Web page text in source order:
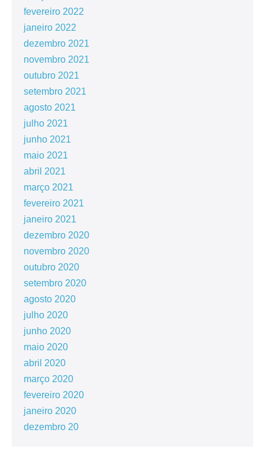
fevereiro 2022
janeiro 2022
dezembro 2021
novembro 2021
outubro 2021
setembro 2021
agosto 2021
julho 2021
junho 2021
maio 2021
abril 2021
março 2021
fevereiro 2021
janeiro 2021
dezembro 2020
novembro 2020
outubro 2020
setembro 2020
agosto 2020
julho 2020
junho 2020
maio 2020
abril 2020
março 2020
fevereiro 2020
janeiro 2020
dezembro 20